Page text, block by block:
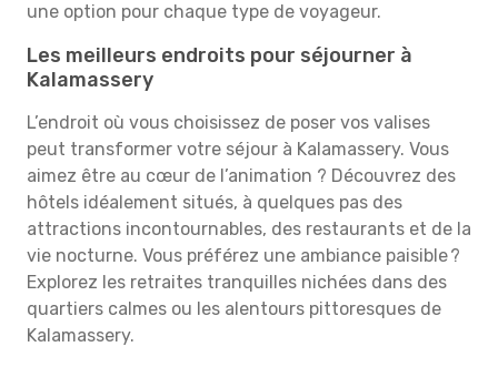
une option pour chaque type de voyageur.
Les meilleurs endroits pour séjourner à
Kalamassery
L’endroit où vous choisissez de poser vos valises
peut transformer votre séjour à Kalamassery. Vous
aimez être au cœur de l’animation ? Découvrez des
hôtels idéalement situés, à quelques pas des
attractions incontournables, des restaurants et de la
vie nocturne. Vous préférez une ambiance paisible ?
Explorez les retraites tranquilles nichées dans des
quartiers calmes ou les alentours pittoresques de
Kalamassery.